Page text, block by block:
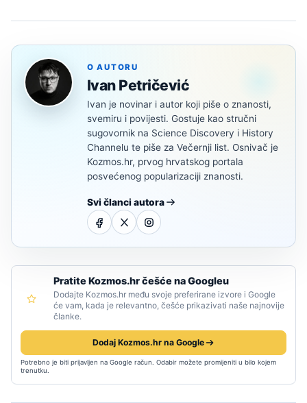
O AUTORU
Ivan Petričević
Ivan je novinar i autor koji piše o znanosti,
svemiru i povijesti. Gostuje kao stručni
sugovornik na Science Discovery i History
Channelu te piše za Večernji list. Osnivač je
Kozmos.hr, prvog hrvatskog portala
posvećenog popularizaciji znanosti.
Svi članci autora
Pratite Kozmos.hr češće na Googleu
Dodajte Kozmos.hr među svoje preferirane izvore i Google
će vam, kada je relevantno, češće prikazivati naše najnovije
članke.
Dodaj Kozmos.hr na Google
Potrebno je biti prijavljen na Google račun. Odabir možete promijeniti u bilo kojem
trenutku.